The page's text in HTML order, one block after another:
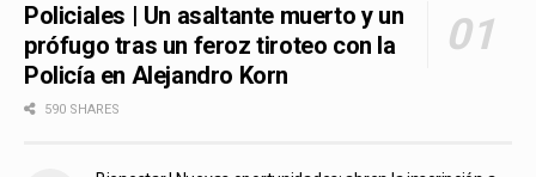
Policiales | Un asaltante muerto y un
prófugo tras un feroz tiroteo con la
Policía en Alejandro Korn
590 SHARES